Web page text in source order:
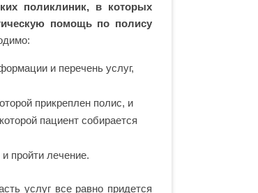
поликлиник, в которых
помощь по полису
и перечень услуг,
прикреплен полис, и
пациент собирается
пройти лечение.
услуг все равно придется